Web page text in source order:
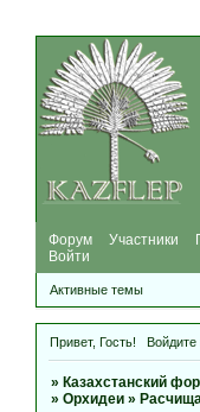
Форум Участники
Войти
Активные темы
Привет, Гость! Войдите
»Казахстанский
»Орхидеи »